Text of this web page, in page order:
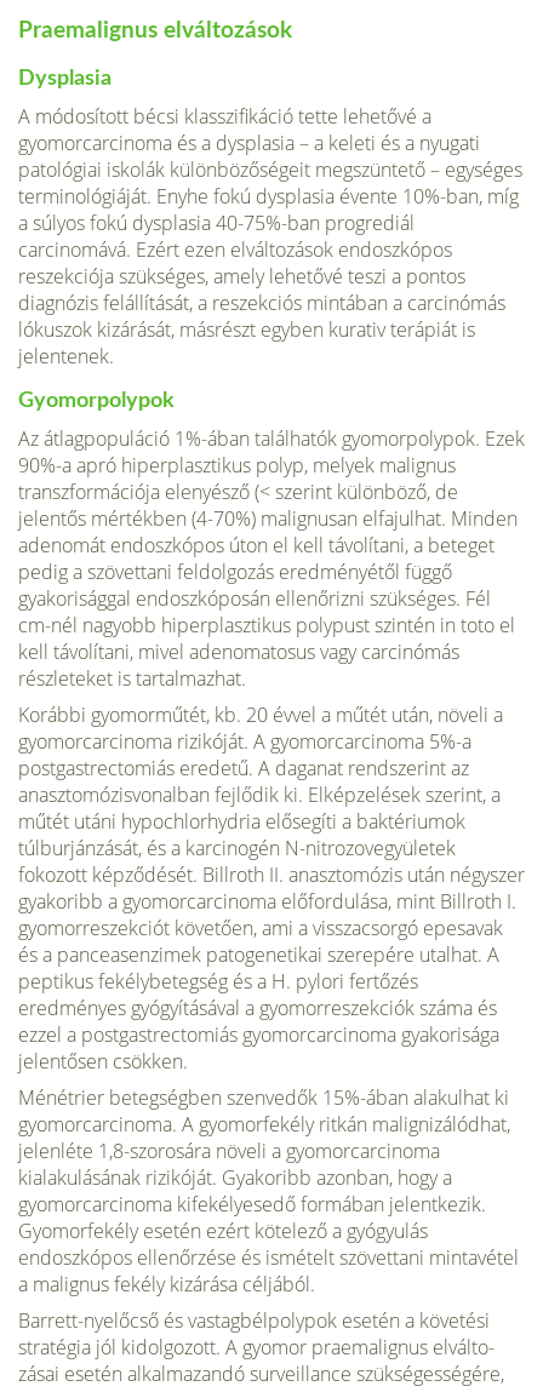
Praemalignus elváltozások
Dysplasia
A módosított bécsi klasszifikáció tette le­hetővé a
gyomorcarcinoma és a dysplasia – a keleti és a nyugati
patológiai iskolák különbözőségeit megszüntető – egységes
terminológiáját. Enyhe fokú dysplasia évente 10%-ban, míg
a súlyos fokú dysplasia 40-75%-ban progrediál
carcinomává. Ezért ezen elválto­zások endoszkópos
reszekciója szükséges, amely lehetővé teszi a pontos
diagnózis felállítását, a reszekciós mintá­ban a carcinómás
lókuszok kizárását, másrészt egyben kurativ terápiát is
jelentenek.
Gyomorpolypok
Az átlagpopuláció 1%-ában találha­tók gyomorpolypok. Ezek
90%-a apró hiperplasztikus polyp, melyek malignus
transzformációja elenyésző (< szerint különböző, de
jelentős mértékben (4-70%) malignusan elfajulhat. Minden
adenomát endoszkópos úton el kell távolítani, a beteget
pedig a szövettani feldolgozás eredményétől függő
gyakorisággal endoszkóposán el­lenőrizni szükséges. Fél
cm-nél nagyobb hiperplasztikus polypust szintén in toto el
kell távolítani, mivel adenomatosus vagy carcinómás
részleteket is tartalmazhat.
Korábbi gyomorműtét, kb. 20 évvel a műtét után, nö­veli a
gyomorcarcinoma rizikóját. A gyomorcarcinoma 5%-a
postgastrectomiás eredetű. A daganat rendszerint az
anasztomózisvonalban fejlődik ki. Elképzelések sze­rint, a
műtét utáni hypochlorhydria elősegíti a baktéri­umok
túlburjánzását, és a karcinogén N-nitrozovegyü­letek
fokozott képződését. Billroth II. anasztomózis után négyszer
gyakoribb a gyomorcarcinoma előfordulása, mint Billroth I.
gyomorreszekciót követően, ami a visszacsorgó epesavak
és a panceasenzimek patogenetikai szerepére utalhat. A
peptikus fekélybetegség és a H. pylori fertőzés
eredményes gyógyításával a gyomorreszekciók száma és
ezzel a postgastrectomiás gyomorcarcinoma gyakorisága
jelentősen csökken.
Ménétrier betegségben szenvedők 15%-ában alakulhat ki
gyomorcarcinoma. A gyomorfekély ritkán malignizálódhat,
jelenléte 1,8-szorosára növeli a gyomorcarcinoma
kialakulásának rizikóját. Gyakoribb azonban, hogy a
gyomorcarcinoma kifekélyesedő formában jelentkezik.
Gyomorfekély ese­tén ezért kötelező a gyógyulás
endoszkópos ellenőrzése és ismételt szövettani mintavétel
a malignus fekély kizá­rása céljából.
Barrett-nyelőcső és vastagbélpolypok esetén a követési
stratégia jól kidolgozott. A gyomor praemalignus elválto­
zásai esetén alkalmazandó surveillance szükségességére,